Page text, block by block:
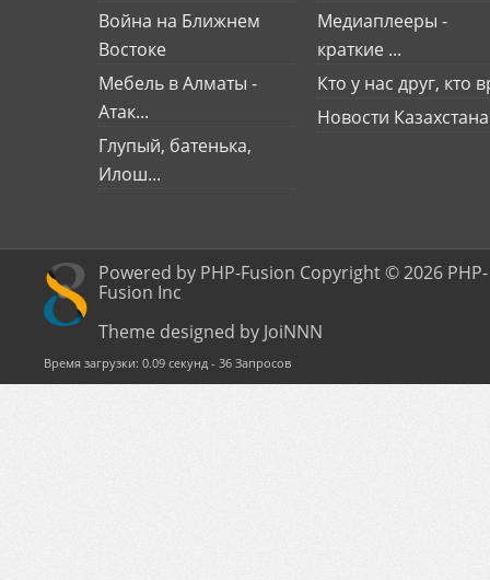
Война на Ближнем
Востоке
Мебель в Алматы -
Атак...
Глупый, батенька,
Илош...
Медиаплееры -
краткие ...
Кто у нас друг, кто
Новости Казахстана
Powered by PHP-Fusion Copyright © 2026 PHP-
Fusion Inc
Theme designed by JoiNNN
Время загрузки: 0.09 секунд - 36 Запросов